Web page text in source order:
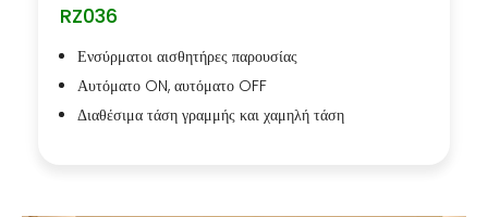
RZ036
Ενσύρματοι αισθητήρες παρουσίας
Αυτόματο ON, αυτόματο OFF
Διαθέσιμα τάση γραμμής και χαμηλή τάση